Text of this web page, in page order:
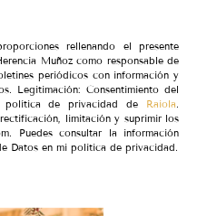
rellenando el presente
Muñoz como responsable de
periódicos con información y
Legitimación: Consentimiento del
política de privacidad de Raiola.
limitación y suprimir los
Puedes consultar la información
Datos en mi política de privacidad.